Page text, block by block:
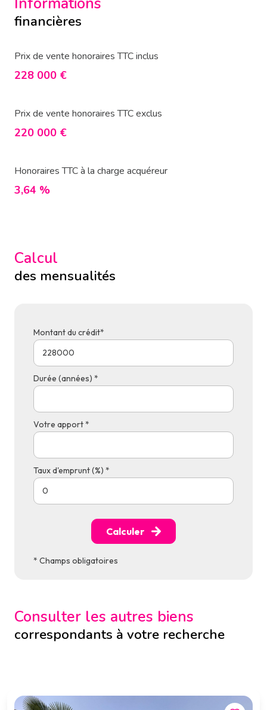
financières
Prix de vente honoraires TTC inclus
228 000 €
Prix de vente honoraires TTC exclus
220 000 €
Honoraires TTC à la charge acquéreur
3,64 %
Calcul
des mensualités
Montant du crédit*
Durée (années) *
Votre apport *
Taux d'emprunt (%) *
Calculer
* Champs obligatoires
Consulter les autres biens
correspondants à votre recherche